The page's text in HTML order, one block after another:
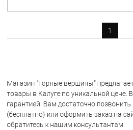
1
Магазин "Горные вершины"
товары в Калуге по уникальной цене.
гарантией. Вам достаточно
(бесплатно) или оформить заказ на
обратитесь к нашим консультантам.